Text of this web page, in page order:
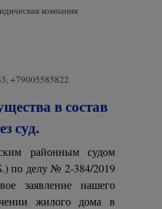
компания
+79005585822
в состав
суд.
районным судом
по делу № 2-384/2019
заявление нашего
жилого дома в